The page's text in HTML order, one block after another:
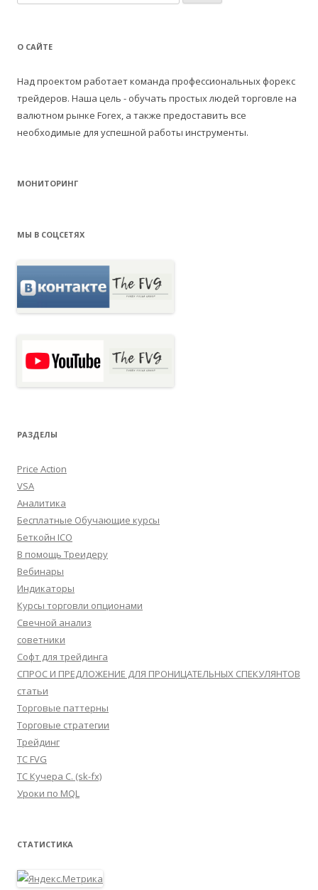
а
т
:
О САЙТЕ
Над проектом работает команда профессиональных форекс
трейдеров. Наша цель - обучать простых людей торговле на
валютном рынке Forex, а также предоставить все
необходимые для успешной работы инструменты.
МОНИТОРИНГ
МЫ В СОЦСЕТЯХ
РАЗДЕЛЫ
Price Action
VSA
Аналитика
Бесплатные Обучающие курсы
Беткойн ICO
В помощь Треидеру
Вебинары
Индикаторы
Курсы торговли опционами
Свечной анализ
советники
Софт для трейдинга
СПРОС И ПРЕДЛОЖЕНИЕ ДЛЯ ПРОНИЦАТЕЛЬНЫХ СПЕКУЛЯНТОВ
статьи
Торговые паттерны
Торговые стратегии
Трейдинг
ТС FVG
ТС Кучера С. (sk-fx)
Уроки по MQL
СТАТИСТИКА